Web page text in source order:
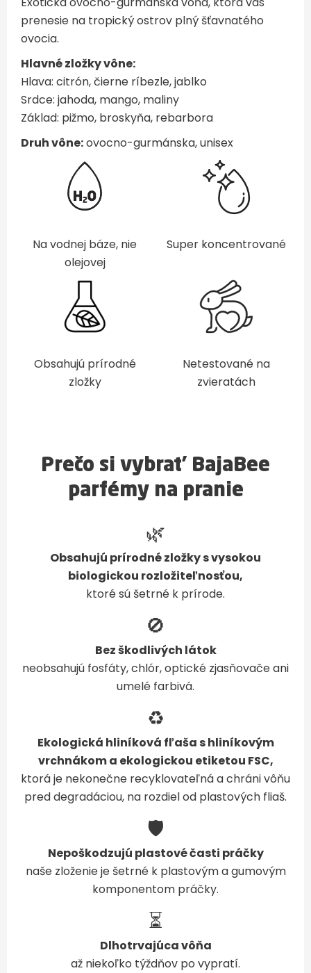
prenesie na tropický ostrov plný šťavnatého
ovocia.
Hlavné zložky vône:
Hlava: citrón, čierne ríbezle, jablko
Srdce: jahoda, mango, maliny
Základ: pižmo, broskyňa, rebarbora
Druh vône:ovocno-gurmánska, unisex
Na vodnej báze, nie
olejovej
Super koncentrované
Obsahujú prírodné
zložky
Netestované na
zvieratách
Prečo si vybrať BajaBee
parfémy na pranie
🌿
Obsahujú prírodné zložky s vysokou
biologickou rozložiteľnosťou,
ktoré sú šetrné k prírode.
🚫
Bez škodlivých látok
neobsahujú fosfáty, chlór, optické zjasňovače ani
umelé farbivá.
♻️
Ekologická hliníková fľaša s hliníkovým
vrchnákom a ekologickou etiketou FSC,
ktorá je nekonečne recyklovateľná a chráni vôňu
pred degradáciou, na rozdiel od plastových fliaš.
🛡️
Nepoškodzujú plastové časti práčky
naše zloženie je šetrné k plastovým a gumovým
komponentom práčky.
⏳
Dlhotrvajúca vôňa
až niekoľko týždňov po vypratí.